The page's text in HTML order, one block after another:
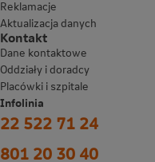
Reklamacje
Aktualizacja danych
Kontakt
Dane kontaktowe
Oddziały i doradcy
Placówki i szpitale
Infolinia
22 522 71 24
801 20 30 40